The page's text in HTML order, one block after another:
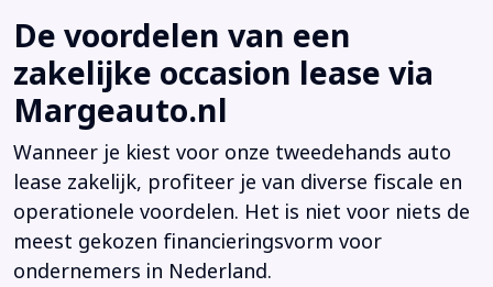
De voordelen van een
zakelijke occasion lease via
Margeauto.nl
Wanneer je kiest voor onze tweedehands auto
lease zakelijk, profiteer je van diverse fiscale en
operationele voordelen. Het is niet voor niets de
meest gekozen financieringsvorm voor
ondernemers in Nederland.